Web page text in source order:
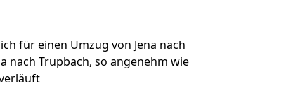
für einen Umzug von Jena nach
nach Trupbach, so angenehm wie